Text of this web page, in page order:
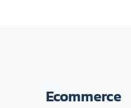
Ecommerce